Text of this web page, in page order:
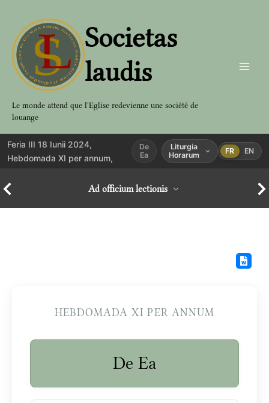
contenu
Societas
laudis
Le monde attend que l'Eglise redevienne une société de
louange
Feria III 18 Iunii 2024,
Hebdomada XI per annum,
De
Ea
Liturgia
Horarum
FR EN
Ad officium lectionis
HEBDOMADA XI PER ANNUM
De Ea